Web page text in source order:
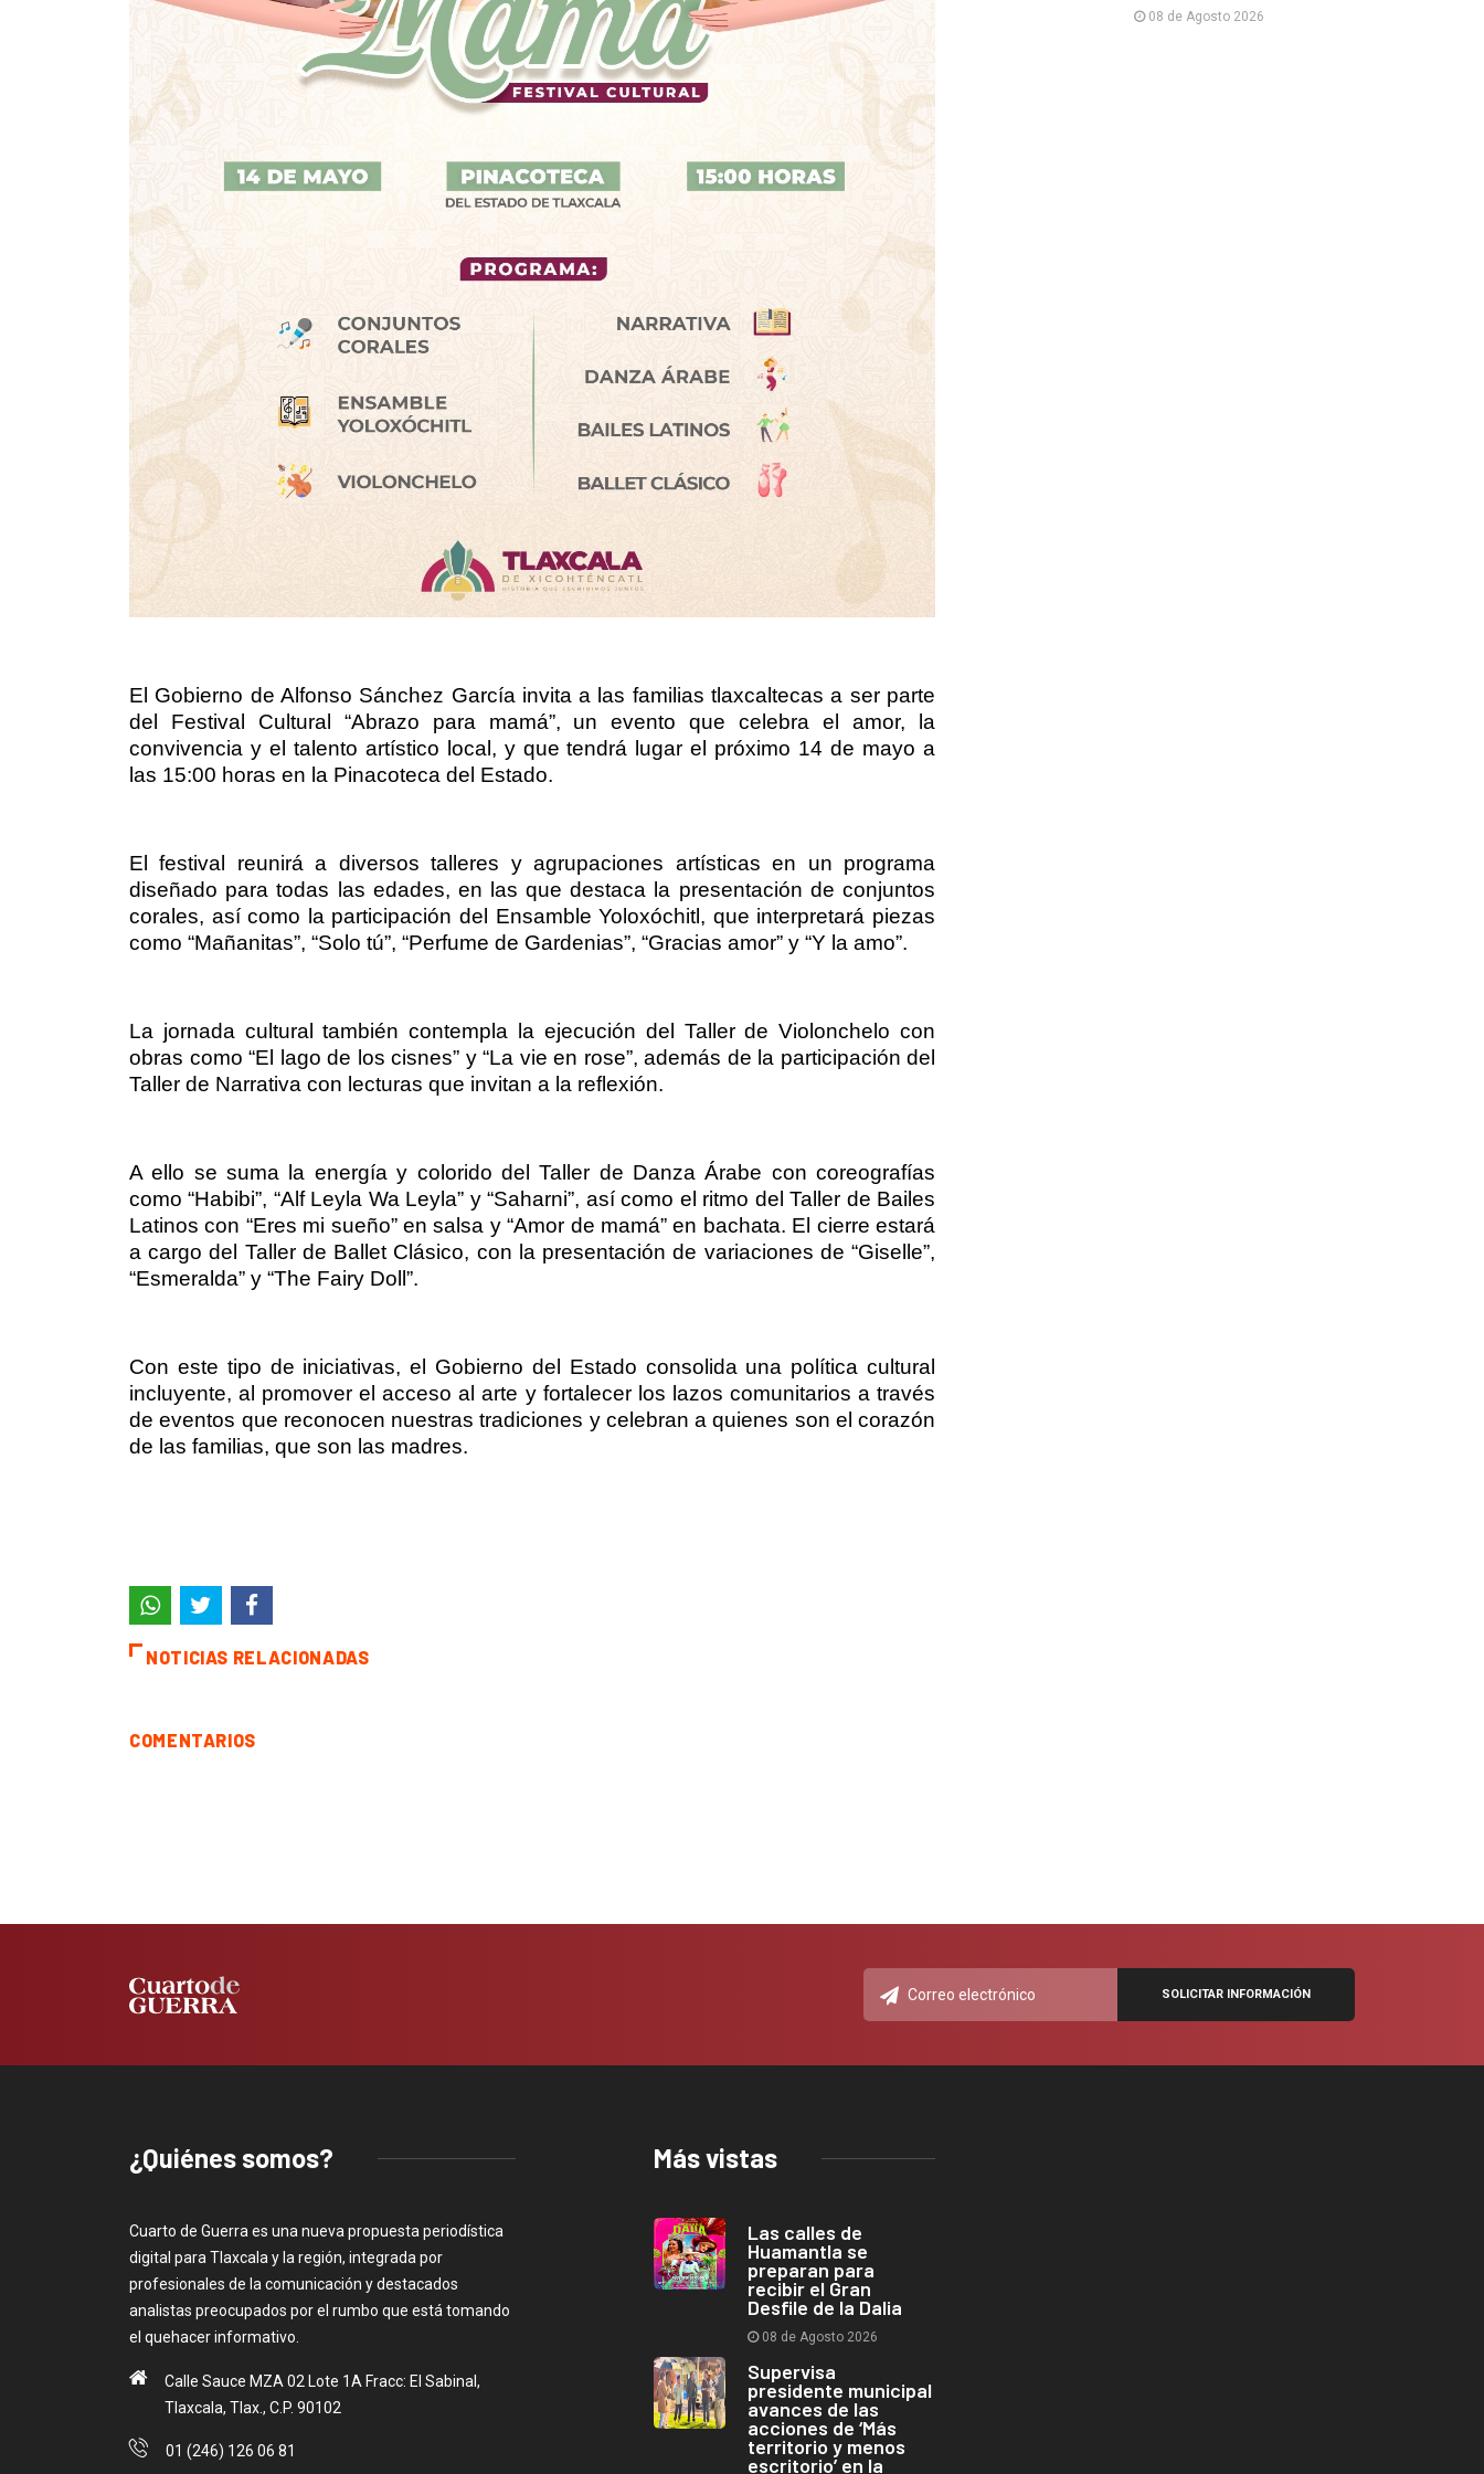
El Gobierno de Alfonso Sánchez García invita a las familias tlaxcaltecas a ser parte
del Festival Cultural “Abrazo para mamá”, un evento que celebra el amor, la
convivencia y el talento artístico local, y que tendrá lugar el próximo 14 de mayo a
las 15:00 horas en la Pinacoteca del Estado.
El festival reunirá a diversos talleres y agrupaciones artísticas en un programa
diseñado para todas las edades, en las que destaca la presentación de conjuntos
corales, así como la participación del Ensamble Yoloxóchitl, que interpretará piezas
como “Mañanitas”, “Solo tú”, “Perfume de Gardenias”, “Gracias amor” y “Y la amo”.
La jornada cultural también contempla la ejecución del Taller de Violonchelo con
obras como “El lago de los cisnes” y “La vie en rose”, además de la participación del
Taller de Narrativa con lecturas que invitan a la reflexión.
A ello se suma la energía y colorido del Taller de Danza Árabe con coreografías
como “Habibi”, “Alf Leyla Wa Leyla” y “Saharni”, así como el ritmo del Taller de Bailes
Latinos con “Eres mi sueño” en salsa y “Amor de mamá” en bachata. El cierre estará
a cargo del Taller de Ballet Clásico, con la presentación de variaciones de “Giselle”,
“Esmeralda” y “The Fairy Doll”.
Con este tipo de iniciativas, el Gobierno del Estado consolida una política cultural
incluyente, al promover el acceso al arte y fortalecer los lazos comunitarios a través
de eventos que reconocen nuestras tradiciones y celebran a quienes son el corazón
de las familias, que son las madres.
NOTICIAS RELACIONADAS
COMENTARIOS
08 de Agosto 2026
¿Quiénes somos?
Cuarto de Guerra es una nueva propuesta periodística
digital para Tlaxcala y la región, integrada por
profesionales de la comunicación y destacados
analistas preocupados por el rumbo que está tomando
el quehacer informativo.
Calle Sauce MZA 02 Lote 1A Fracc: El Sabinal,
Tlaxcala, Tlax., C.P. 90102
01 (246) 126 06 81
Más vistas
Las calles de
Huamantla se
preparan para
recibir el Gran
Desfile de la Dalia
08 de Agosto 2026
Supervisa
presidente municipal
avances de las
acciones de ‘Más
territorio y menos
escritorio’ en la